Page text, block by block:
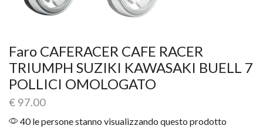
Faro CAFERACER CAFE RACER
TRIUMPH SUZIKI KAWASAKI BUELL 7
POLLICI OMOLOGATO
€ 97.00
40 le persone stanno visualizzando questo prodotto